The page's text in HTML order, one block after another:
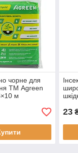
чорне для
ТМ Agreen
м
23